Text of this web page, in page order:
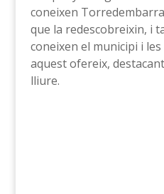
coneixen
que la redescobreixin, i
coneixen el municipi i
aquest ofereix,
lliure.